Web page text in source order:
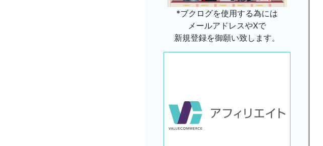
*ブクログを使用する為には
メールアドレスやXで
新規登録を御願い致します。